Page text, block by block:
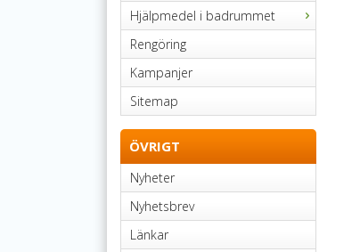
Hjälpmedel i badrummet
Rengöring
Kampanjer
Sitemap
ÖVRIGT
Nyheter
Nyhetsbrev
Länkar